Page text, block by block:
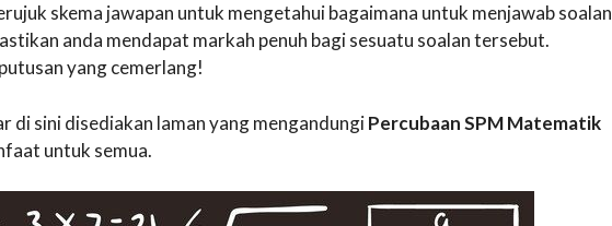
skema jawapan untuk mengetahui bagaimana untuk menjawab soalan
anda mendapat markah penuh bagi sesuatu soalan tersebut.
yang cemerlang!
di sini disediakan laman yang mengandungiPercubaan SPM Matematik
untuk semua.